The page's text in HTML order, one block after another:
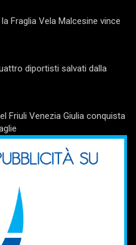
Fraglia Vela Malcesine vince
diportisti salvati dalla
Friuli Venezia Giulia conquista